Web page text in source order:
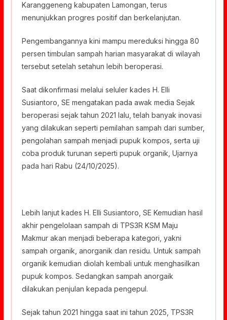
Karanggeneng kabupaten Lamongan, terus
menunjukkan progres positif dan berkelanjutan.
Pengembangannya kini mampu mereduksi hingga 80
persen timbulan sampah harian masyarakat di wilayah
tersebut setelah setahun lebih beroperasi.
Saat dikonfirmasi melalui seluler kades H. Elli
Susiantoro, SE mengatakan pada awak media Sejak
beroperasi sejak tahun 2021 lalu, telah banyak inovasi
yang dilakukan seperti pemilahan sampah dari sumber,
pengolahan sampah menjadi pupuk kompos, serta uji
coba produk turunan seperti pupuk organik, Ujarnya
pada hari Rabu (24/10/2025).
Lebih lanjut kades H. Elli Susiantoro, SE Kemudian hasil
akhir pengelolaan sampah di TPS3R KSM Maju
Makmur akan menjadi beberapa kategori, yakni
sampah organik, anorganik dan residu. Untuk sampah
organik kemudian diolah kembali untuk menghasilkan
pupuk kompos. Sedangkan sampah anorgaik
dilakukan penjulan kepada pengepul.
Sejak tahun 2021 hingga saat ini tahun 2025, TPS3R